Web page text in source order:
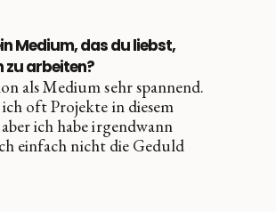
Medium, das du liebst,
zu arbeiten?
als Medium sehr spannend.
oft Projekte in diesem
ich habe irgendwann
einfach nicht die Geduld